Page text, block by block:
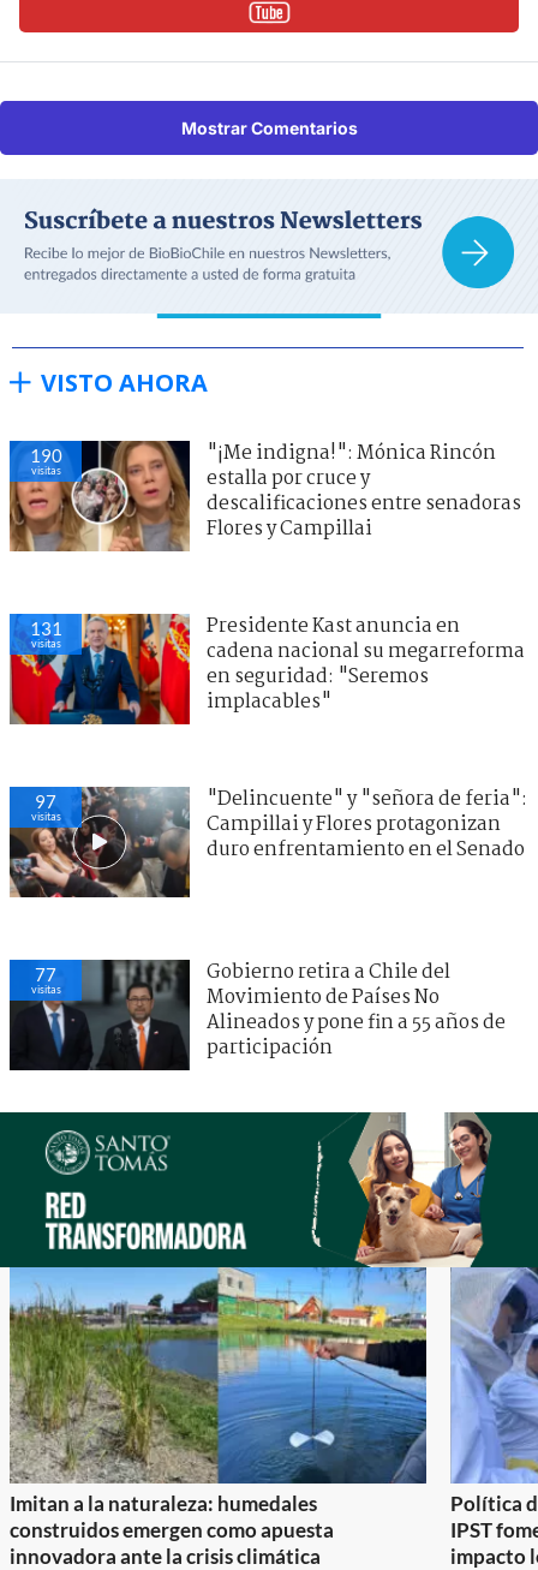
Mostrar Comentarios
VISTO AHORA
190
visitas
"¡Me indigna!": Mónica Rincón
estalla por cruce y
descalificaciones entre senadoras
Flores y Campillai
131
visitas
Presidente Kast anuncia en
cadena nacional su megarreforma
en seguridad: "Seremos
implacables"
97
visitas
"Delincuente" y "señora de feria":
Campillai y Flores protagonizan
duro enfrentamiento en el Senado
77
visitas
Gobierno retira a Chile del
Movimiento de Países No
Alineados y pone fin a 55 años de
participación
Imitan a la naturaleza: humedales
construidos emergen como apuesta
innovadora ante la crisis climática
Política
IPST
impacto